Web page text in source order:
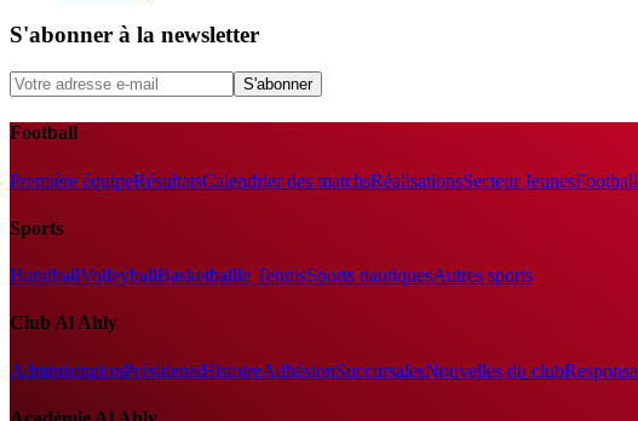
S'abonner à la newsletter
S'abonner
Football
Première équipeRésultatsCalendrier des matchsRéalisationsSecteur Jeunes
Sports
HandballVolleyballBasketballle TennisSports nautiquesAutres sports
Club Al Ahly
AdministrationPrésidentsHistoireAdhésionSuccursalesNouvelles du club